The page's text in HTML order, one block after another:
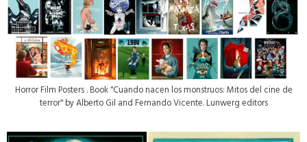
Horror Film Posters . Book "Cuando nacen los monstruos: Mitos del cine de
terror" by Alberto Gil and Fernando Vicente. Lunwerg editors